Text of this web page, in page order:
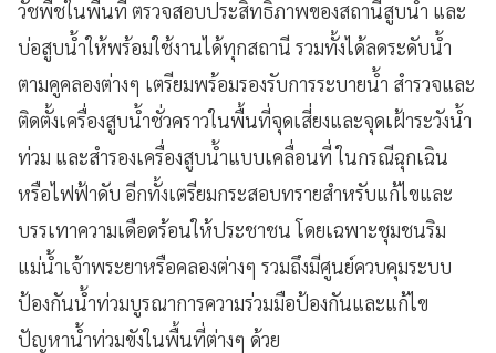
วัชพืชในพื้นที่ ตรวจสอบประสิทธิภาพของสถานีสูบน้ำ และ
บ่อสูบน้ำให้พร้อมใช้งานได้ทุกสถานี รวมทั้งได้ลดระดับน้ำ
ตามคูคลองต่างๆ เตรียมพร้อมรองรับการระบายน้ำ สำรวจและ
ติดตั้งเครื่องสูบน้ำชั่วคราวในพื้นที่จุดเสี่ยงและจุดเฝ้าระวังน้ำ
ท่วม และสำรองเครื่องสูบน้ำแบบเคลื่อนที่ ในกรณีฉุกเฉิน
หรือไฟฟ้าดับ อีกทั้งเตรียมกระสอบทรายสำหรับแก้ไขและ
บรรเทาความเดือดร้อนให้ประชาชน โดยเฉพาะชุมชนริม
แม่น้ำเจ้าพระยาหรือคลองต่างๆ รวมถึงมีศูนย์ควบคุมระบบ
ป้องกันน้ำท่วมบูรณาการความร่วมมือป้องกันและแก้ไข
ปัญหาน้ำท่วมขังในพื้นที่ต่างๆ ด้วย